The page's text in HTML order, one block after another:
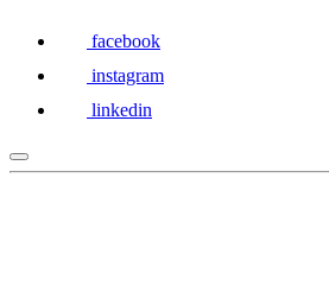
facebook
instagram
linkedin